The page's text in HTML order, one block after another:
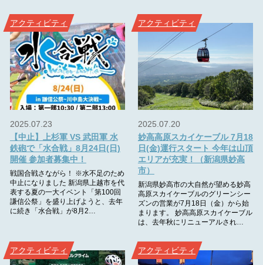
アクティビティ
2025.07.23
【中止】上杉軍 VS 武田軍 水
鉄砲で「水合戦」8月24日(日)
開催 参加者募集中！
戦国合戦さながら！ ※水不足のため
中止になりました 新潟県上越市を代
表する夏の一大イベント「第100回
謙信公祭」を盛り上げようと、去年
に続き「水合戦」が8月2…
アクティビティ
2025.07.20
妙高高原スカイケーブル 7月18
日(金)運行スタート 今年は山頂
エリアが充実！（新潟県妙高
市）
新潟県妙高市の大自然が望める妙高
高原スカイケーブルのグリーンシー
ズンの営業が7月18日（金）から始
まります。 妙高高原スカイケーブル
は、去年秋にリニューアルされ…
アクティビティ アクティビティ